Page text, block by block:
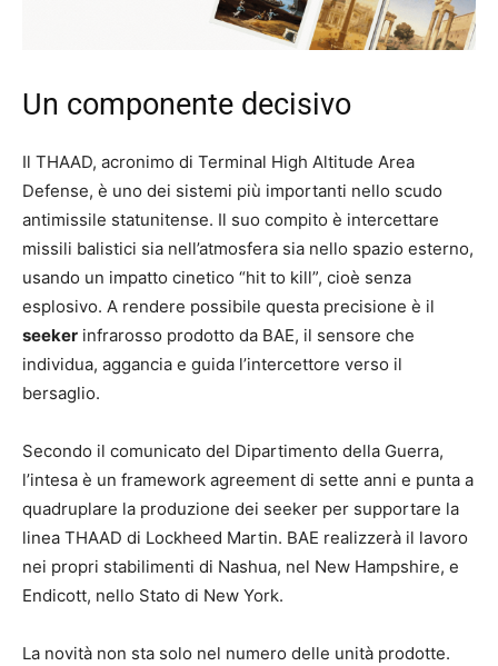
Un componente decisivo
Il THAAD, acronimo di Terminal High Altitude Area
Defense, è uno dei sistemi più importanti nello scudo
antimissile statunitense. Il suo compito è intercettare
missili balistici sia nell’atmosfera sia nello spazio esterno,
usando un impatto cinetico “hit to kill”, cioè senza
esplosivo. A rendere possibile questa precisione è il
seeker infrarosso prodotto da BAE, il sensore che
individua, aggancia e guida l’intercettore verso il
bersaglio.
Secondo il comunicato del Dipartimento della Guerra,
l’intesa è un framework agreement di sette anni e punta a
quadruplare la produzione dei seeker per supportare la
linea THAAD di Lockheed Martin. BAE realizzerà il lavoro
nei propri stabilimenti di Nashua, nel New Hampshire, e
Endicott, nello Stato di New York.
La novità non sta solo nel numero delle unità prodotte.